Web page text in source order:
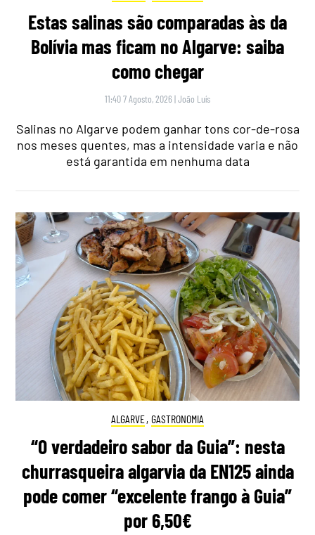
Estas salinas são comparadas às da
Bolívia mas ficam no Algarve: saiba
como chegar
11:40 7 Agosto, 2026 |João Luís
Salinas no Algarve podem ganhar tons cor-de-rosa
nos meses quentes, mas a intensidade varia e não
está garantida em nenhuma data
ALGARVE, GASTRONOMIA
“O verdadeiro sabor da Guia”: nesta
churrasqueira algarvia da EN125 ainda
pode comer “excelente frango à Guia”
por 6,50€